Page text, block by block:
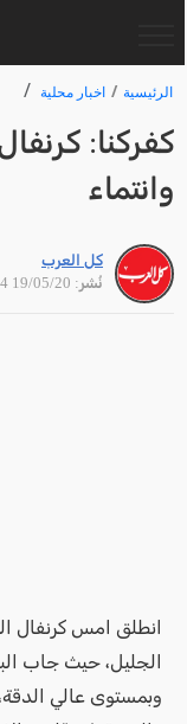
الرئيسية اخبار محلية
كفركنا:
وانتماء
كل العرب
نُشر: 19/05/20 14:04
انطلق امس كرنفال
الجليل، حيث جاب
وبمستوى عالي